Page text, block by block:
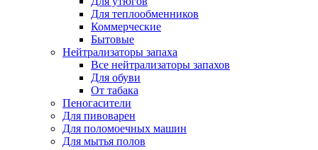
Для теплообменников
Коммерческие
Бытовые
Нейтрализаторы запаха
Все нейтрализаторы запахов
Для обуви
От табака
Пеногасители
Для пивоварен
Для поломоечных машин
Для мытья полов